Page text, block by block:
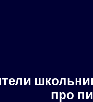
про